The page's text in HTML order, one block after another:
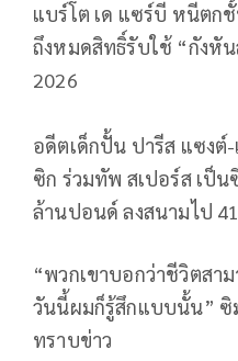
แบร์โต เด แซร์บี หนีตก
ถึงหมดสิทธิ์รับใช้ “กังหั
2026
อดีตเด็กปั้น ปารีส แซงต์
ซิก ร่วมทัพ สเปอร์ส เป็
ล้านปอนด์ ลงสนามไป
“พวกเขาบอกว่าชีวิตสา
วันนี้ผมก็รู้สึกแบบนั้น” ซิ
ทราบข่าว